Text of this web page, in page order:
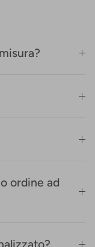
ordine ad